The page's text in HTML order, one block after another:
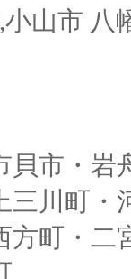
山市 八
貝市・岩
三川町・
方町・二